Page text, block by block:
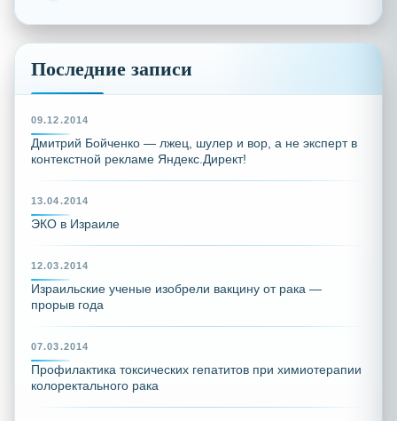
Последние записи
09.12.2014
Дмитрий Бойченко — лжец, шулер и вор, а не эксперт в
контекстной рекламе Яндекс.Директ!
13.04.2014
ЭКО в Израиле
12.03.2014
Израильские ученые изобрели вакцину от рака —
прорыв года
07.03.2014
Профилактика токсических гепатитов при химиотерапии
колоректального рака